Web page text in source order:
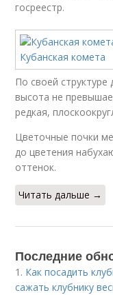
госреестр.
По своей структуре
высота не
редкая,
Цветочные почки
до цветения
оттенок.
Читать дальше →
Последние
1. Как посадить
сажать клубнику